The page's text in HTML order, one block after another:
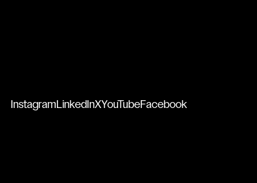
Instagram LinkedInXYouTubeFacebook